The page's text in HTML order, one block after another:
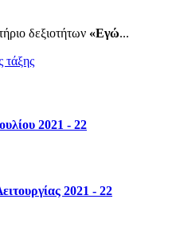
δεξιοτήτων «Εγώ...
τάξης
2021 - 22
2021 - 22